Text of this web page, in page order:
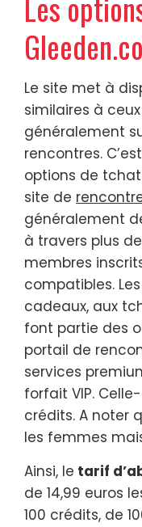
Le site met à
similaires à
généralement
rencontres.
options de
site de
généralement
à travers plus
membres
compatibles.
cadeaux, aux
font partie des
portail de
services
forfait VIP.
crédits. A noter
les femmes
Ainsi, le tarif
de 14,99 euros
100 crédits, de